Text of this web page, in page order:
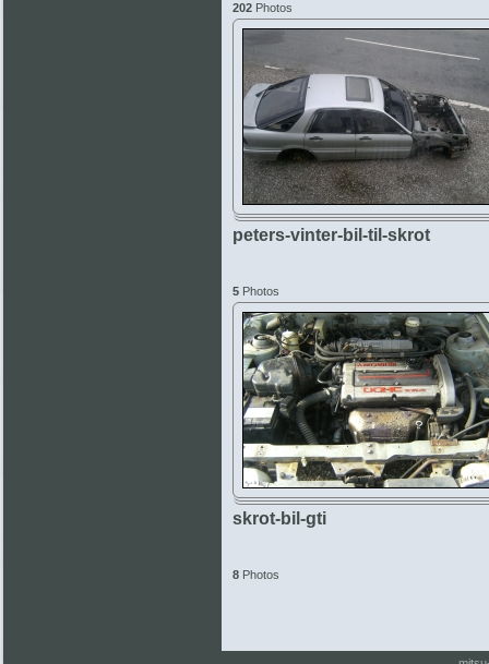
202 Photos
peters-vinter-bil-til-skrot
5 Photos
skrot-bil-gti
8 Photos